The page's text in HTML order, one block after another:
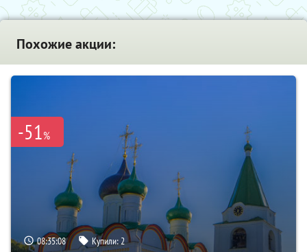
Похожие акции:
-51%
08:35:07 Купили:2